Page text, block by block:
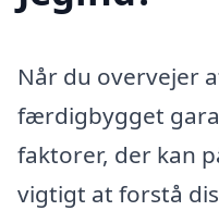
Når du overvejer
færdigbygget
faktorer, der kan
vigtigt at forstå